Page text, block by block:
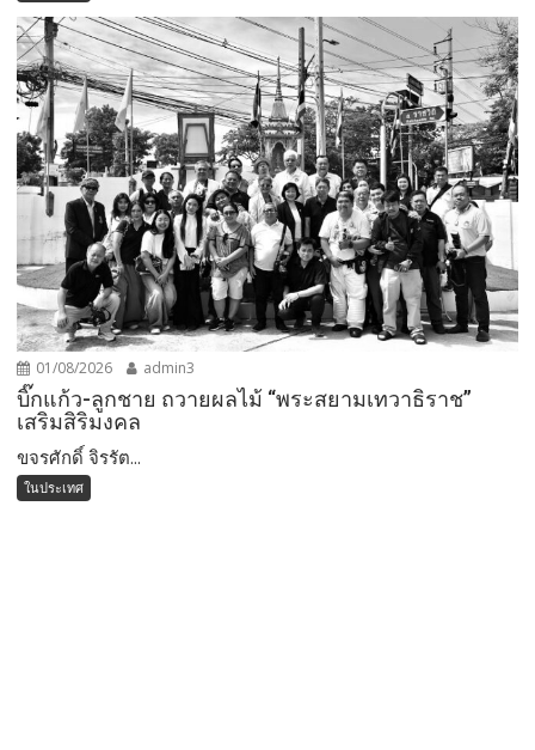
01/08/2026 admin3
บิ๊กแก้ว-ลูกชาย ถวายผลไม้ “พระสยามเทวาธิราช”
เสริมสิริมงคล
ขจรศักดิ์ จิรรัต...
ในประเทศ